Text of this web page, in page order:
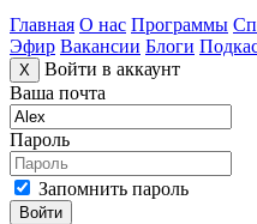
Главная О нас Программы
Эфир Вакансии Блоги
X
Войти в аккаунт
Ваша почта
Пароль
Запомнить пароль
Войти